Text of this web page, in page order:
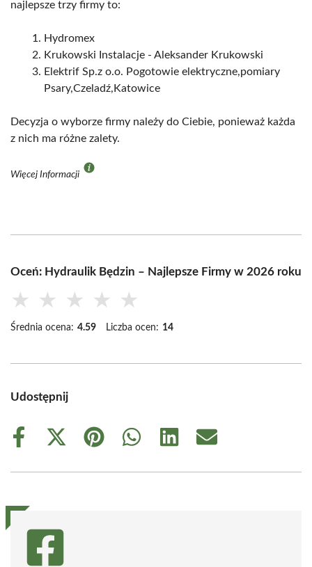
najlepsze trzy firmy to:
Hydromex
Krukowski Instalacje - Aleksander Krukowski
Elektrif Sp.z o.o. Pogotowie elektryczne,pomiary
Psary,Czeladź,Katowice
Decyzja o wyborze firmy należy do Ciebie, ponieważ każda
z nich ma różne zalety.
Więcej Informacji
Oceń: Hydraulik Będzin – Najlepsze Firmy w 2026 roku
★ ★ ★ ★ ★
Średnia ocena: 4.59 Liczba ocen: 14
Udostępnij
Share
Share
(Twitter)
Share
Share
Share
Share